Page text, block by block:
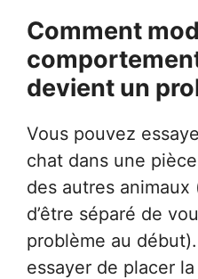
Comment
devient un
Vous pouvez
chat dans une
des autres
d’être séparé de
problème au
essayer de placer